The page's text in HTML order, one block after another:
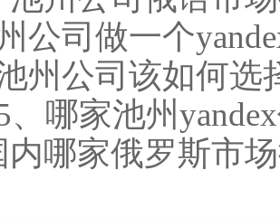
公司做一个
州公司该如何选
、哪家池州
内哪家俄罗斯市